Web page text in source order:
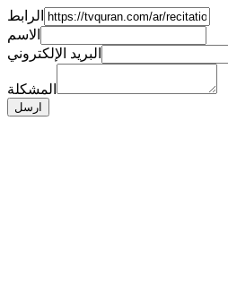
الرابط
الاسم
البريد الإلكتروني
المشكلة
ارسل